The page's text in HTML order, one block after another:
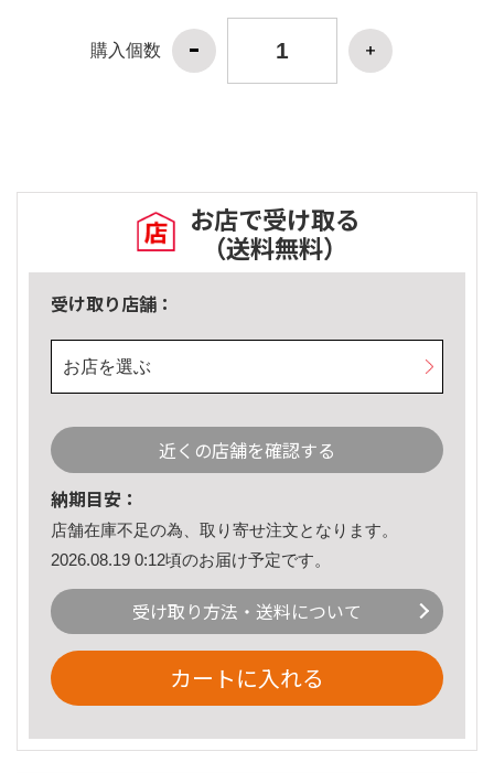
購入個数
お店で受け取る
（送料無料）
受け取り店舗：
お店を選ぶ
近くの店舗を確認する
納期目安：
店舗在庫不足の為、取り寄せ注文となります。
2026.08.19 0:12頃のお届け予定です。
受け取り方法・送料について
カートに入れる